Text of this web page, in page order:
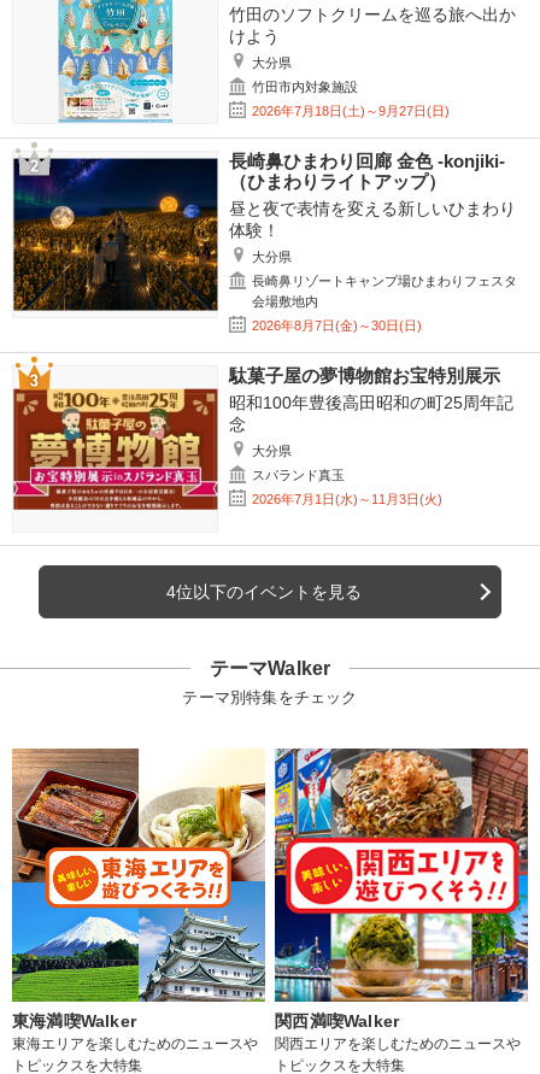
竹田のソフトクリームを巡る旅へ出か
けよう
大分県
竹田市内対象施設
2026年7月18日(土)～9月27日(日)
長崎鼻ひまわり回廊 金色 -konjiki-
（ひまわりライトアップ）
昼と夜で表情を変える新しいひまわり
体験！
大分県
長崎鼻リゾートキャンプ場ひまわりフェスタ
会場敷地内
2026年8月7日(金)～30日(日)
駄菓子屋の夢博物館お宝特別展示
昭和100年豊後高田昭和の町25周年記
念
大分県
スパランド真玉
2026年7月1日(水)～11月3日(火)
4位以下のイベントを見る
テーマWalker
テーマ別特集をチェック
東海満喫Walker
東海エリアを楽しむためのニュースや
トピックスを大特集
関西満喫Walker
関西エリアを楽しむためのニュースや
トピックスを大特集